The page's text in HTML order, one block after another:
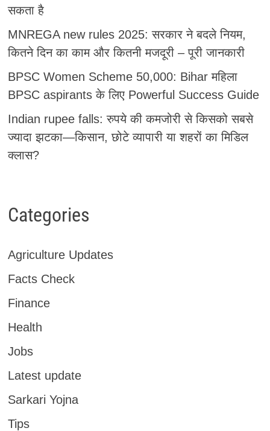
सकता है
MNREGA new rules 2025: सरकार ने बदले नियम,
कितने दिन का काम और कितनी मजदूरी – पूरी जानकारी
BPSC Women Scheme 50,000: Bihar महिला
BPSC aspirants के लिए Powerful Success Guide
Indian rupee falls: रुपये की कमजोरी से किसको सबसे
ज्यादा झटका—किसान, छोटे व्यापारी या शहरों का मिडिल
क्लास?
Categories
Agriculture Updates
Facts Check
Finance
Health
Jobs
Latest update
Sarkari Yojna
Tips